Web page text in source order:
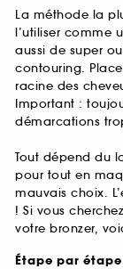
La méthode la
l’utiliser comme
aussi de super
contouring.
racine des
Important :
démarcations
Tout dépend du
pour tout en
mauvais choix.
! Si vous
votre bronzer,
Étape par